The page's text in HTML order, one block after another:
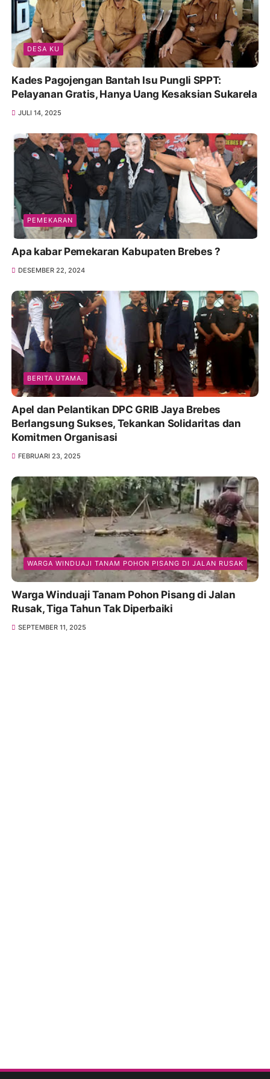
DESA KU
Kades Pagojengan Bantah Isu Pungli SPPT:
Pelayanan Gratis, Hanya Uang Kesaksian Sukarela
JULI 14, 2025
PEMEKARAN
Apa kabar Pemekaran Kabupaten Brebes ?
DESEMBER 22, 2024
BERITA UTAMA.
Apel dan Pelantikan DPC GRIB Jaya Brebes
Berlangsung Sukses, Tekankan Solidaritas dan
Komitmen Organisasi
FEBRUARI 23, 2025
WARGA WINDUAJI TANAM POHON PISANG DI JALAN RUSAK
Warga Winduaji Tanam Pohon Pisang di Jalan
Rusak, Tiga Tahun Tak Diperbaiki
SEPTEMBER 11, 2025